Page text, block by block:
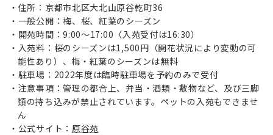
住所：京都市北区大北山原谷乾町36
一般公開：梅、桜、紅葉のシーズン
開苑時間：9:00～17:00（入苑受付は16:30）
入苑料：桜のシーズンは1,500円（開花状況により変動の可
能性あり）、梅・紅葉のシーズンは無料
駐車場：2022年度は臨時駐車場を予約のみで受付
注意事項：管理の都合上、弁当・酒類・敷物など、及び三脚
類の持ち込みが禁止されています。ペットの入苑もできませ
ん
公式サイト： 原谷苑